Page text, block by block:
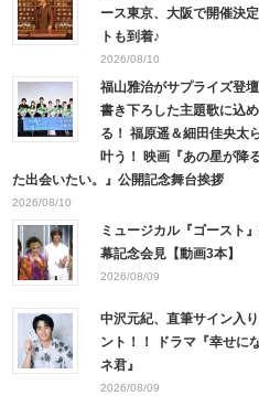
ース東京、大阪で開催
トも到着♪
2026/08/10
福山雅治がサプライズ登
書き下ろした主題歌に込
る！ 福原遥＆細田佳央太
叶う！ 映画『あの星が降
た出会いたい。』公開記念舞台挨拶
2026/08/10
ミュージカル『ゴースト
幕記念会見【動画3本】
2026/08/09
中沢元紀、直筆サイン入
ント！！ ドラマ『幸せに
ネ君』
2026/08/09